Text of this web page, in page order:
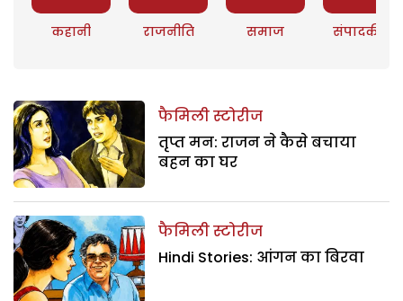
कहानी राजनीति समाज संपादकीय
फैमिली स्टोरीज
तृप्त मन: राजन ने कैसे बचाया
बहन का घर
फैमिली स्टोरीज
Hindi Stories: आंगन का बिरवा